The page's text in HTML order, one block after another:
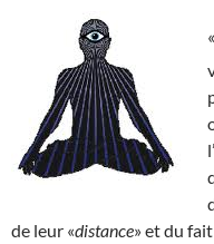
«
de leur «distance» et du